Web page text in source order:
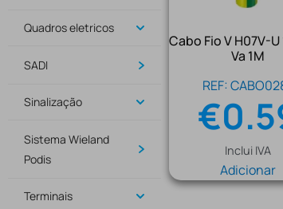
Quadros eletricos
SADI
Sinalização
Sistema Wieland
Podis
Terminais
Cabo Fio V H07V-U
Va 1M
REF:
€
Inclui IVA
Adicionar